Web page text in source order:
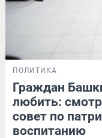
ПОЛИТИКА
Граждан
любить:
совет по
воспитанию